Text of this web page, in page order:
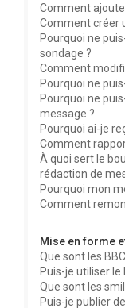
Comment
Comment créer
Pourquoi ne
sondage ?
Comment
Pourquoi ne
Pourquoi ne
message ?
Pourquoi ai-je
Comment
À quoi sert le
rédaction de
Pourquoi mon
Comment
Mise en forme
Que sont les
Puis-je utiliser le
Que sont les
Puis-je publier